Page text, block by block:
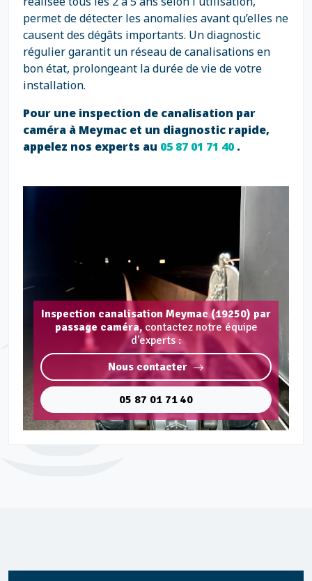
permet de détecter les anomalies avant qu’elles ne
causent des dégâts importants. Un diagnostic
régulier garantit un réseau de canalisations en
bon état, prolongeant la durée de vie de votre
installation.
Pour une inspection de canalisation par
caméra à Meymac et un diagnostic rapide,
appelez nos experts au 05 87 01 71 40.
Inspection canalisation Meymac (19250) par
passage caméra, contactez notre équipe
d'experts :
Nous contacter
05 87 01 71 40